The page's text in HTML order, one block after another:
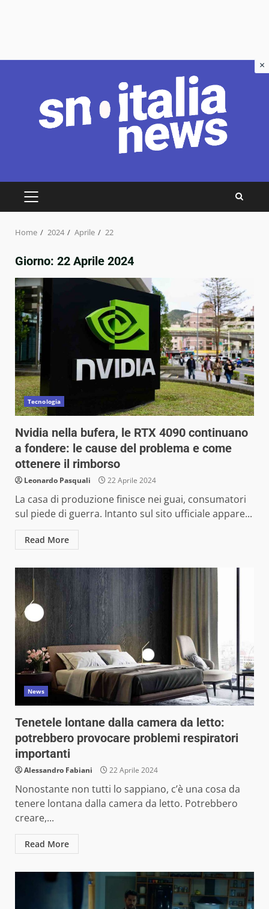
PRIMARY
MENU
Home 2024 Aprile 22
Giorno: 22 Aprile 2024
Tecnologia
Nvidia nella bufera, le RTX 4090 continuano
a fondere: le cause del problema e come
ottenere il rimborso
Leonardo Pasquali 22 Aprile 2024
La casa di produzione finisce nei guai, consumatori
sul piede di guerra. Intanto sul sito ufficiale appare...
Read More
News
Tenetele lontane dalla camera da letto:
potrebbero provocare problemi respiratori
importanti
Alessandro Fabiani 22 Aprile 2024
Nonostante non tutti lo sappiano, c’è una cosa da
tenere lontana dalla camera da letto. Potrebbero
creare,...
Read More
×